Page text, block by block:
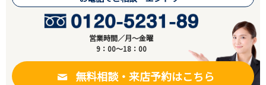
営業時間／月～金曜
9：00～18：00
無料相談・来店予約はこちら